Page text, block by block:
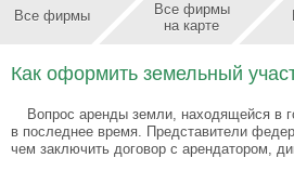
Все фирмы
Все фирмы
на карте
Как оформить земельный
Вопрос аренды земли, находящейся в
в последнее время. Представители
чем заключить договор с арендатором,